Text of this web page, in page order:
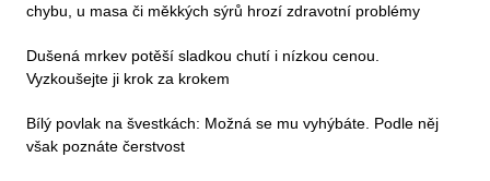
chybu, u masa či měkkých sýrů hrozí zdravotní problémy
Dušená mrkev potěší sladkou chutí i nízkou cenou.
Vyzkoušejte ji krok za krokem
Bílý povlak na švestkách: Možná se mu vyhýbáte. Podle něj
však poznáte čerstvost